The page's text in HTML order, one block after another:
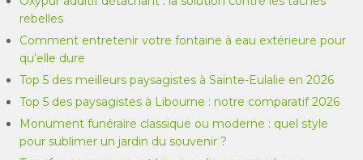
rebelles
Comment entretenir votre fontaine à eau extérieure pour
qu’elle dure
Top 5 des meilleurs paysagistes à Sainte-Eulalie en 2026
Top 5 des paysagistes à Libourne : notre comparatif 2026
Monument funéraire classique ou moderne : quel style
pour sublimer un jardin du souvenir ?